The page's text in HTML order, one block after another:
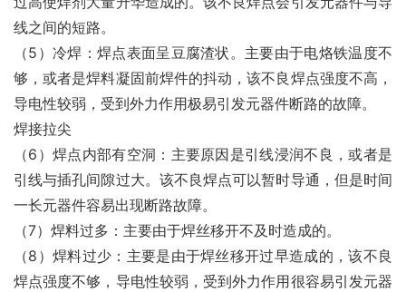
线之间的短路。
（5）冷焊：焊点表面呈豆腐渣状。主要由于电烙铁温度不
够，或者是焊料凝固前焊件的抖动，该不良焊点强度不高，
导电性较弱，受到外力作用极易引发元器件断路的故障。
焊接拉尖
（6）焊点内部有空洞：主要原因是引线浸润不良，或者是
引线与插孔间隙过大。该不良焊点可以暂时导通，但是时间
一长元器件容易出现断路故障。
（7）焊料过多：主要由于焊丝移开不及时造成的。
（8）焊料过少：主要是由于焊丝移开过早造成的，该不良
焊点强度不够，导电性较弱，受到外力作用很容易引发元器